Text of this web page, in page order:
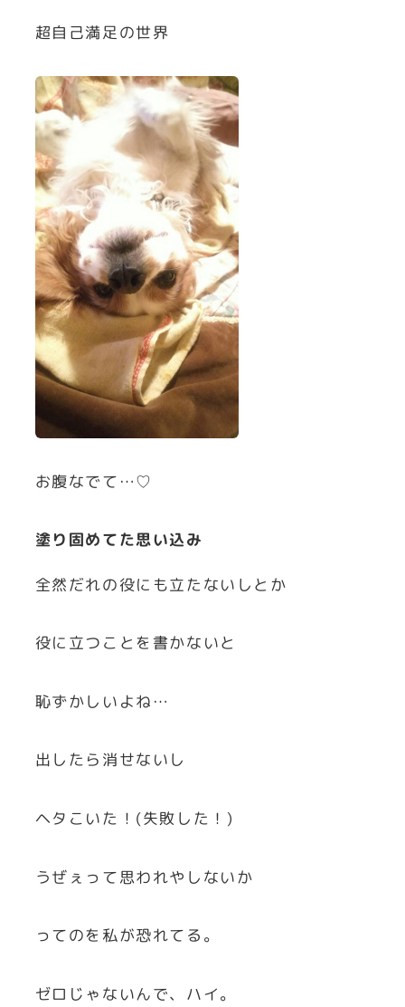
超自己満足の世界
お腹なでて…♡
塗り固めてた思い込み
全然だれの役にも立たないしとか
役に立つことを書かないと
恥ずかしいよね…
出したら消せないし
ヘタこいた！(失敗した！)
うぜぇって思われやしないか
ってのを私が恐れてる。
ゼロじゃないんで、ハイ。